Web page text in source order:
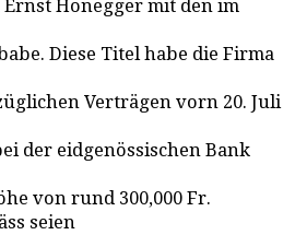
Honegger mit den im
Diese Titel habe die Firma
Verträgen vorn 20. Juli
der eidgenössischen Bank
von rund 300,000 Fr.
seien